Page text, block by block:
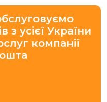
з усієї України
компанії